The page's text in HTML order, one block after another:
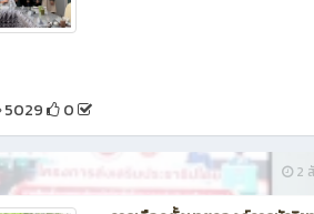
5029 0